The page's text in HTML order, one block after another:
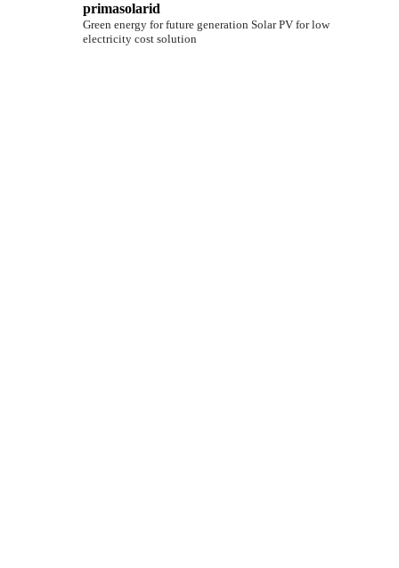
primasolarid
Green energy for future generation Solar PV for low
electricity cost solution